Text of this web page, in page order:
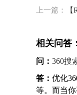
上一篇：
相关问答：
问： 360搜
答： 优化
等。而当